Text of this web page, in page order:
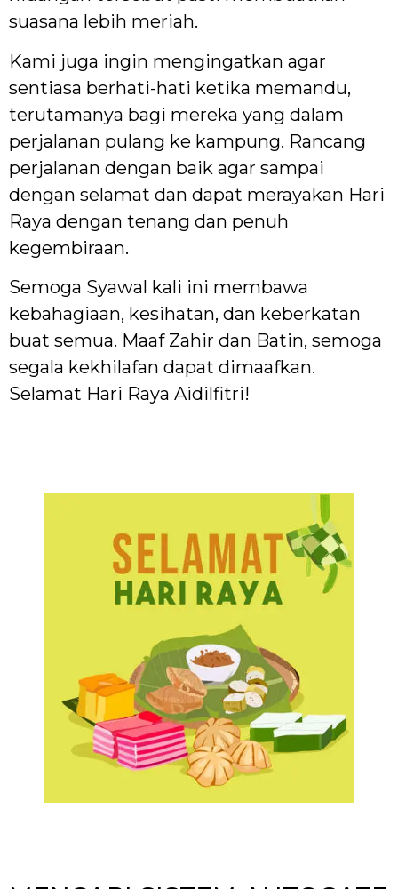
suasana lebih meriah.
Kami juga ingin mengingatkan agar
sentiasa berhati-hati ketika memandu,
terutamanya bagi mereka yang dalam
perjalanan pulang ke kampung. Rancang
perjalanan dengan baik agar sampai
dengan selamat dan dapat merayakan Hari
Raya dengan tenang dan penuh
kegembiraan.
Semoga Syawal kali ini membawa
kebahagiaan, kesihatan, dan keberkatan
buat semua. Maaf Zahir dan Batin, semoga
segala kekhilafan dapat dimaafkan.
Selamat Hari Raya Aidilfitri!